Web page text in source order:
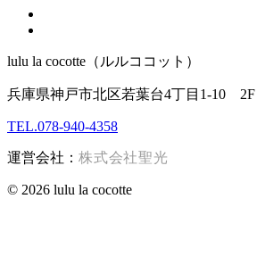
lulu la cocotte（ルルココット）
兵庫県神戸市北区若葉台4丁目1-10 2F
TEL.078-940-4358
運営会社： 株式会社聖光
© 2026 lulu la cocotte